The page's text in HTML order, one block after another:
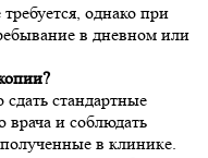
однако при
в дневном или
стандартные
врача и соблюдать
в клинике.